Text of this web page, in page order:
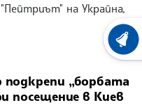
на Украйна,
подкрепи „борбата
посещение в Киев